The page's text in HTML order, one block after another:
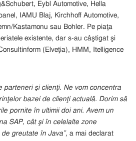
Eybl Automotive, Hella
IAMU Blaj, Kirchhoff Automotive,
Kastamonu sau Bohler. Pe piaţa
existente, dar s-au câştigat şi
(Elveţia), HMM, Itelligence
parteneri şi clienţi. Ne vom concentra
bazei de clienţi actuală. Dorim să
pornite în ultimii doi ani. Avem un
SAP, cât şi în celelalte zone
greutate în Java”, a mai declarat